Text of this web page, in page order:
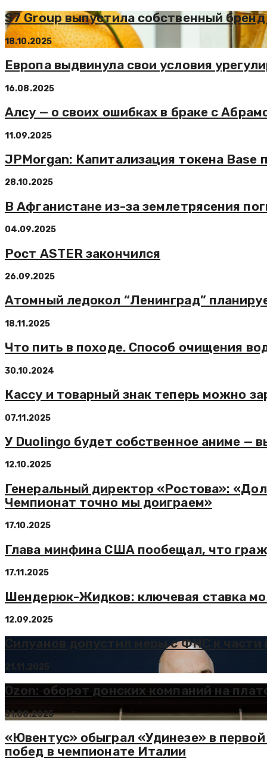
S7 Group выпустила собственный
18.10.2025
Европа выдвинула свои условия
16.08.2025
Алсу — о своих ошибках в браке с
11.09.2025
JPMorgan: Капитализация токена Base
28.10.2025
В Афганистане из-за землетрясения
04.09.2025
Рост ASTER закончился
26.09.2025
Атомный ледокол “Ленинград”
18.11.2025
Что пить в походе. Способ очищения
30.10.2024
Кассу и товарный знак теперь можно
07.11.2025
У Duolingo будет собственное аниме —
12.10.2025
Генеральный директор «Ростова»:
Чемпионат точно мы доиграем»
17.10.2025
Глава минфина США пообещал, что
17.11.2025
Шендерюк-Жидков: ключевая ставка
12.09.2025
Силуанов допустил меры с ФНС к части
21.11.2025
Ozon: оборот донских компаний на
31.08.2025
«Ювентус» обыграл «Удинезе» в
побед в чемпионате Италии